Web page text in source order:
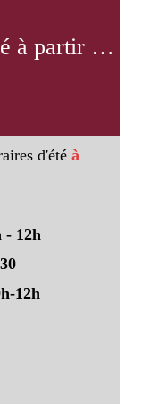
Passage aux horaires d'été à partir du 7 juillet !
d'été à
12h
12h